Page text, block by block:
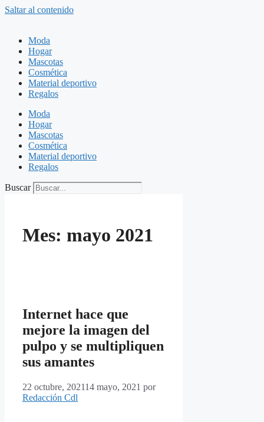
Saltar al contenido
Moda
Hogar
Mascotas
Cosmética
Material deportivo
Regalos
Moda
Hogar
Mascotas
Cosmética
Material deportivo
Regalos
Buscar
Mes: mayo 2021
Internet hace que
mejore la imagen del
pulpo y se multipliquen
sus amantes
22 octubre, 202114 mayo, 2021 por
Redacción Cdl